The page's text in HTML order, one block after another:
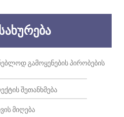
ᲒᲐᲛᲝᲧᲔᲜᲔᲑᲘᲡ ᲞᲘᲠᲝᲑᲔᲑᲘᲡ
ᲨᲔᲗᲐᲜᲮᲛᲔᲑᲐ
ᲛᲘᲦᲔᲑᲐ